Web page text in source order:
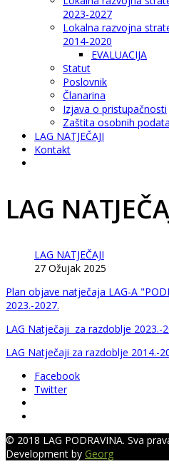
2023-2027
Lokalna razvojna
2014-2020
EVALUACIJA
Statut
Poslovnik
Članarina
Izjava o pristupačnosti
Zaštita osobnih
LAG NATJEČAJI
Kontakt
LAG
LAG NATJEČAJI
27 Ožujak 2025
Plan objave natječaja LAG-A
2023.-2027.
LAG Natječaji za razdoblje 2023.-
LAG Natječaji za razdoblje 2014.-
Facebook
Twitter
© 2018 LAG PODRAVINA. Sva
Development by Georg